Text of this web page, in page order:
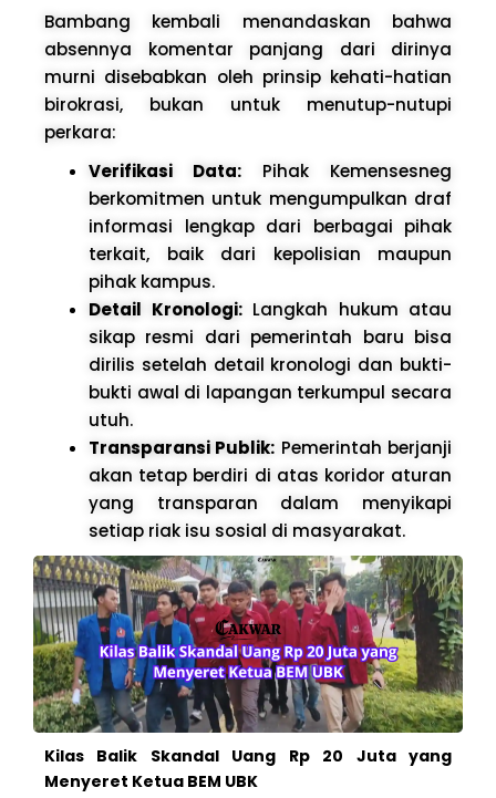
Bambang kembali menandaskan bahwa
absennya komentar panjang dari dirinya
murni disebabkan oleh prinsip kehati-hatian
birokrasi, bukan untuk menutup-nutupi
perkara:
Verifikasi Data: Pihak Kemensesneg
berkomitmen untuk mengumpulkan draf
informasi lengkap dari berbagai pihak
terkait, baik dari kepolisian maupun
pihak kampus.
Detail Kronologi:Langkah hukum atau
sikap resmi dari pemerintah baru bisa
dirilis setelah detail kronologi dan bukti-
bukti awal di lapangan terkumpul secara
utuh.
Transparansi Publik: Pemerintah berjanji
akan tetap berdiri di atas koridor aturan
yang transparan dalam menyikapi
setiap riak isu sosial di masyarakat.
Kilas Balik Skandal Uang Rp 20 Juta yang
Menyeret Ketua BEM UBK